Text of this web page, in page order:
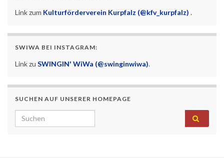
Link zum Kulturförderverein Kurpfalz (@kfv_kurpfalz) .
SWIWA BEI INSTAGRAM:
Link zu SWINGIN' WiWa (@swinginwiwa).
SUCHEN AUF UNSERER HOMEPAGE
Search for: